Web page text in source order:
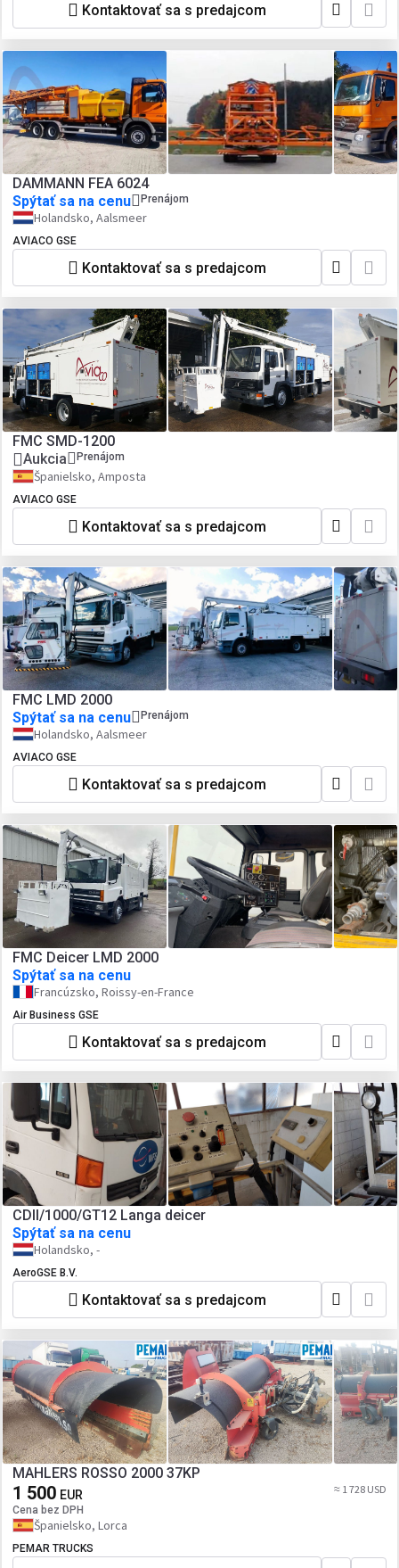
Kontaktovať sa s predajcom
DAMMANN FEA 6024
Spýtať sa na cenu
Prenájom
Holandsko, Aalsmeer
AVIACO GSE
Kontaktovať sa s predajcom
FMC SMD-1200
Aukcia
Prenájom
Španielsko, Amposta
AVIACO GSE
Kontaktovať sa s predajcom
FMC LMD 2000
Spýtať sa na cenu
Prenájom
Holandsko, Aalsmeer
AVIACO GSE
Kontaktovať sa s predajcom
FMC Deicer LMD 2000
Spýtať sa na cenu
Francúzsko, Roissy-en-France
Air Business GSE
Kontaktovať sa s predajcom
CDII/1000/GT12 Langa deicer
Spýtať sa na cenu
Holandsko, -
AeroGSE B.V.
Kontaktovať sa s predajcom
MAHLERS ROSSO 2000 37KP
1 500 EUR
Cena bez DPH
≈ 1 728 USD
Španielsko, Lorca
PEMAR TRUCKS